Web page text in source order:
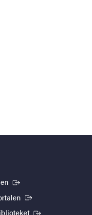
(Extern länk)
(Extern länk)
(Extern länk)